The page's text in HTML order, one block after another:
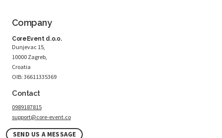
Company
CoreEvent d.o.o.
Dunjevac 15,
10000 Zagreb,
Croatia
OIB: 36611335369
Contact
0989187815
support@core-event.co
SEND US A MESSAGE